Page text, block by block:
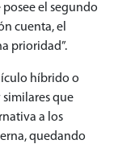
el segundo
cuenta, el
prioridad”.
híbrido o
que
a los
quedando